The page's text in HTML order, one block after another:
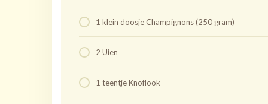
1 klein doosje Champignons (250 gram)
2 Uien
1 teentje Knoflook